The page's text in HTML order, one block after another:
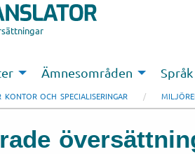
Ämnesområden Språk
KONTOR OCH SPECIALISERINGAR